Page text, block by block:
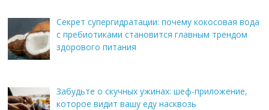
Секрет супергидратации: почему кокосовая вода
с пребиотиками становится главным трендом
здорового питания
Забудьте о скучных ужинах: шеф-приложение,
которое видит вашу еду насквозь